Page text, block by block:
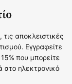
αποκλειστικές
Εγγραφείτε
που μπορείτε
ηλεκτρονικό